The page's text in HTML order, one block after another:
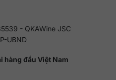
- QKAWine JSC
UBND
hàng đầu Việt Nam